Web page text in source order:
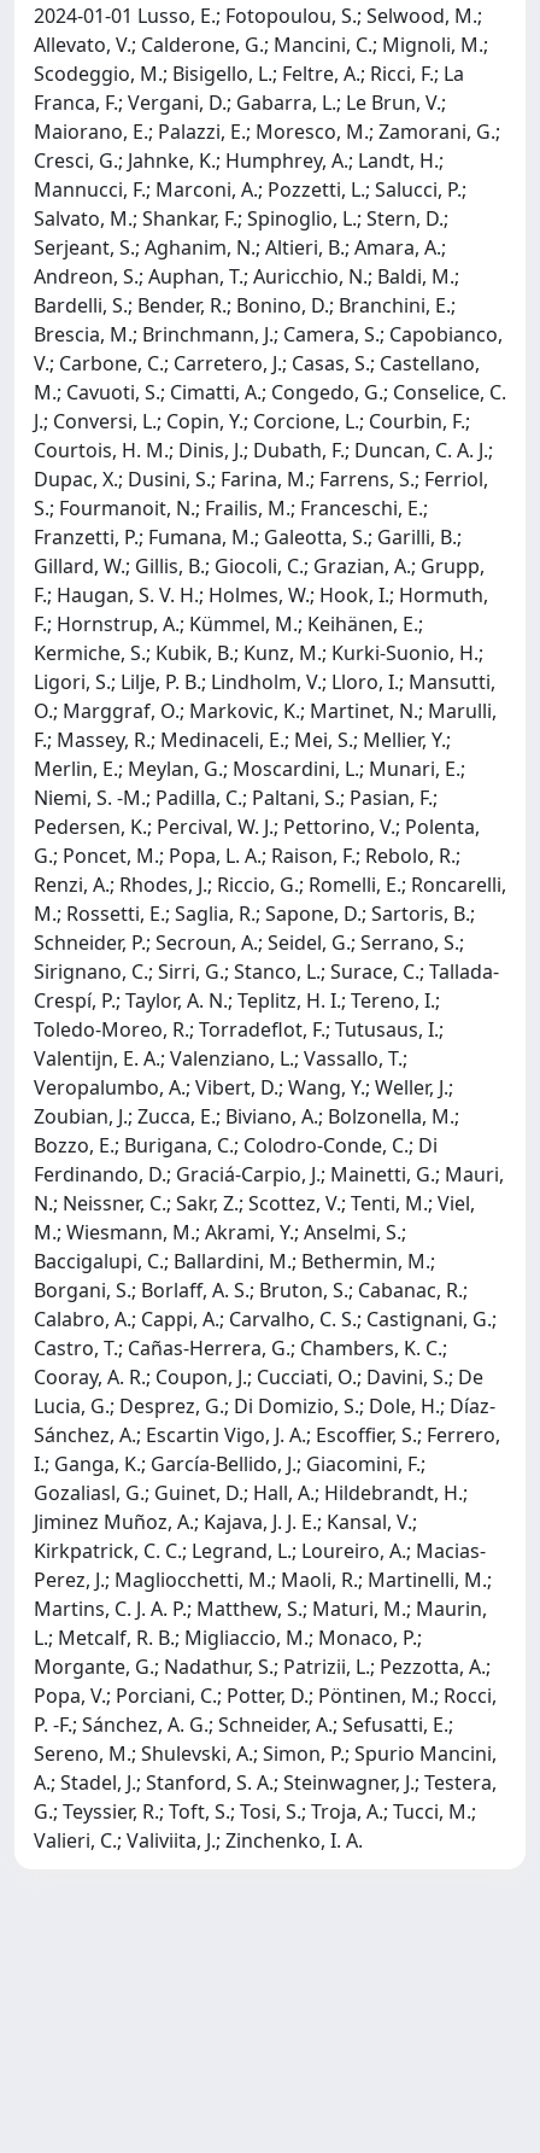
2024-01-01 Lusso, E.; Fotopoulou, S.; Selwood, M.;
Allevato, V.; Calderone, G.; Mancini, C.; Mignoli, M.;
Scodeggio, M.; Bisigello, L.; Feltre, A.; Ricci, F.; La
Franca, F.; Vergani, D.; Gabarra, L.; Le Brun, V.;
Maiorano, E.; Palazzi, E.; Moresco, M.; Zamorani, G.;
Cresci, G.; Jahnke, K.; Humphrey, A.; Landt, H.;
Mannucci, F.; Marconi, A.; Pozzetti, L.; Salucci, P.;
Salvato, M.; Shankar, F.; Spinoglio, L.; Stern, D.;
Serjeant, S.; Aghanim, N.; Altieri, B.; Amara, A.;
Andreon, S.; Auphan, T.; Auricchio, N.; Baldi, M.;
Bardelli, S.; Bender, R.; Bonino, D.; Branchini, E.;
Brescia, M.; Brinchmann, J.; Camera, S.; Capobianco,
V.; Carbone, C.; Carretero, J.; Casas, S.; Castellano,
M.; Cavuoti, S.; Cimatti, A.; Congedo, G.; Conselice, C.
J.; Conversi, L.; Copin, Y.; Corcione, L.; Courbin, F.;
Courtois, H. M.; Dinis, J.; Dubath, F.; Duncan, C. A. J.;
Dupac, X.; Dusini, S.; Farina, M.; Farrens, S.; Ferriol,
S.; Fourmanoit, N.; Frailis, M.; Franceschi, E.;
Franzetti, P.; Fumana, M.; Galeotta, S.; Garilli, B.;
Gillard, W.; Gillis, B.; Giocoli, C.; Grazian, A.; Grupp,
F.; Haugan, S. V. H.; Holmes, W.; Hook, I.; Hormuth,
F.; Hornstrup, A.; Kümmel, M.; Keihänen, E.;
Kermiche, S.; Kubik, B.; Kunz, M.; Kurki-Suonio, H.;
Ligori, S.; Lilje, P. B.; Lindholm, V.; Lloro, I.; Mansutti,
O.; Marggraf, O.; Markovic, K.; Martinet, N.; Marulli,
F.; Massey, R.; Medinaceli, E.; Mei, S.; Mellier, Y.;
Merlin, E.; Meylan, G.; Moscardini, L.; Munari, E.;
Niemi, S. -M.; Padilla, C.; Paltani, S.; Pasian, F.;
Pedersen, K.; Percival, W. J.; Pettorino, V.; Polenta,
G.; Poncet, M.; Popa, L. A.; Raison, F.; Rebolo, R.;
Renzi, A.; Rhodes, J.; Riccio, G.; Romelli, E.; Roncarelli,
M.; Rossetti, E.; Saglia, R.; Sapone, D.; Sartoris, B.;
Schneider, P.; Secroun, A.; Seidel, G.; Serrano, S.;
Sirignano, C.; Sirri, G.; Stanco, L.; Surace, C.; Tallada-
Crespí, P.; Taylor, A. N.; Teplitz, H. I.; Tereno, I.;
Toledo-Moreo, R.; Torradeflot, F.; Tutusaus, I.;
Valentijn, E. A.; Valenziano, L.; Vassallo, T.;
Veropalumbo, A.; Vibert, D.; Wang, Y.; Weller, J.;
Zoubian, J.; Zucca, E.; Biviano, A.; Bolzonella, M.;
Bozzo, E.; Burigana, C.; Colodro-Conde, C.; Di
Ferdinando, D.; Graciá-Carpio, J.; Mainetti, G.; Mauri,
N.; Neissner, C.; Sakr, Z.; Scottez, V.; Tenti, M.; Viel,
M.; Wiesmann, M.; Akrami, Y.; Anselmi, S.;
Baccigalupi, C.; Ballardini, M.; Bethermin, M.;
Borgani, S.; Borlaff, A. S.; Bruton, S.; Cabanac, R.;
Calabro, A.; Cappi, A.; Carvalho, C. S.; Castignani, G.;
Castro, T.; Cañas-Herrera, G.; Chambers, K. C.;
Cooray, A. R.; Coupon, J.; Cucciati, O.; Davini, S.; De
Lucia, G.; Desprez, G.; Di Domizio, S.; Dole, H.; Díaz-
Sánchez, A.; Escartin Vigo, J. A.; Escoffier, S.; Ferrero,
I.; Ganga, K.; García-Bellido, J.; Giacomini, F.;
Gozaliasl, G.; Guinet, D.; Hall, A.; Hildebrandt, H.;
Jiminez Muñoz, A.; Kajava, J. J. E.; Kansal, V.;
Kirkpatrick, C. C.; Legrand, L.; Loureiro, A.; Macias-
Perez, J.; Magliocchetti, M.; Maoli, R.; Martinelli, M.;
Martins, C. J. A. P.; Matthew, S.; Maturi, M.; Maurin,
L.; Metcalf, R. B.; Migliaccio, M.; Monaco, P.;
Morgante, G.; Nadathur, S.; Patrizii, L.; Pezzotta, A.;
Popa, V.; Porciani, C.; Potter, D.; Pöntinen, M.; Rocci,
P. -F.; Sánchez, A. G.; Schneider, A.; Sefusatti, E.;
Sereno, M.; Shulevski, A.; Simon, P.; Spurio Mancini,
A.; Stadel, J.; Stanford, S. A.; Steinwagner, J.; Testera,
G.; Teyssier, R.; Toft, S.; Tosi, S.; Troja, A.; Tucci, M.;
Valieri, C.; Valiviita, J.; Zinchenko, I. A.